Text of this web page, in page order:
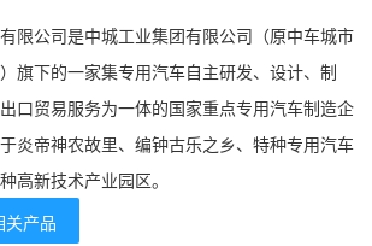
限公司是中城工业集团有限公司（原中车城市
旗下的一家集专用汽车自主研发、设计、制
口贸易服务为一体的国家重点专用汽车制造企
炎帝神农故里、编钟古乐之乡、特种专用汽车
高新技术产业园区。
关产品